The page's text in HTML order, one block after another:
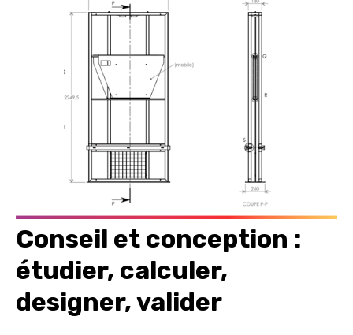
Conseil et conception :
étudier, calculer,
designer, valider